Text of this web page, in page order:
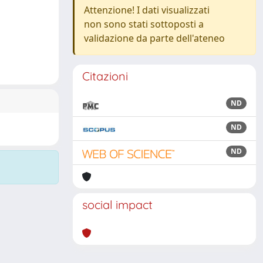
Attenzione! I dati visualizzati
non sono stati sottoposti a
validazione da parte dell'ateneo
Citazioni
ND
ND
ND
social impact